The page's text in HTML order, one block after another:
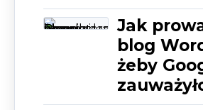
Jak
blog
żeby